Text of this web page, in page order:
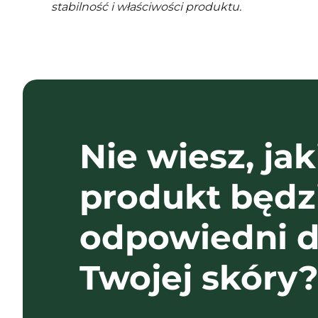
stabilność i właściwości produktu.
Nie wiesz,
produkt
odpowiedni
Twojej skóry?